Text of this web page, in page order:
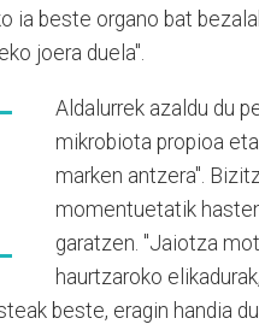
ia beste organo bat
joera duela".
Aldalurrek azaldu du
mikrobiota propioa
marken antzera".
momentuetatik
garatzen. "Jaiotza
haurtzaroko
beste, eragin handia